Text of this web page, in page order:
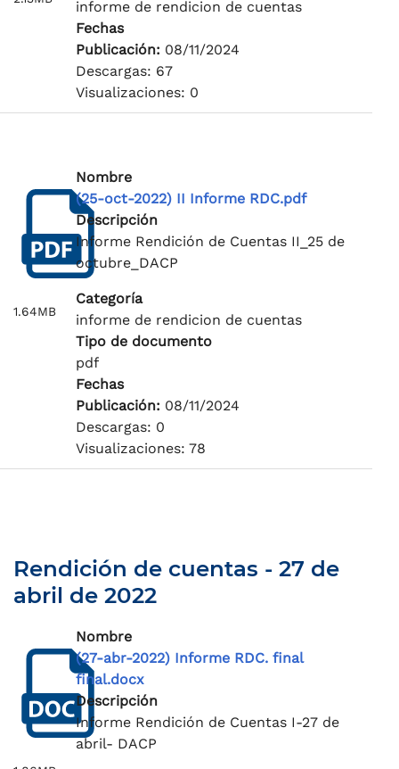
informe de rendicion de cuentas
Fechas
Publicación: 08/11/2024
Descargas: 67
Visualizaciones: 0
1.64MB
Nombre
(25-oct-2022) II Informe RDC.pdf
Descripción
Informe Rendición de Cuentas II_25 de
octubre_DACP
Categoría
informe de rendicion de cuentas
Tipo de documento
pdf
Fechas
Publicación: 08/11/2024
Descargas: 0
Visualizaciones: 78
Rendición de cuentas - 27 de
abril de 2022
Nombre
(27-abr-2022) Informe RDC. final
final.docx
Descripción
Informe Rendición de Cuentas I-27 de
abril- DACP